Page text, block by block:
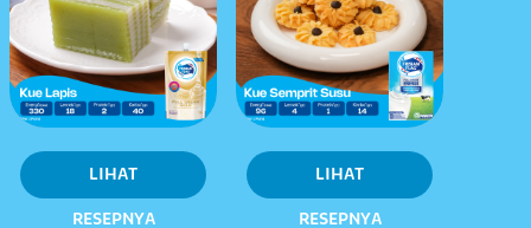
LIHAT
RESEPNYA
LIHAT
RESEPNYA